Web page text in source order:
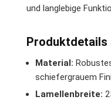
und langlebige
Produktdetails
Material:
schiefergrauem
Lamellenbreite: